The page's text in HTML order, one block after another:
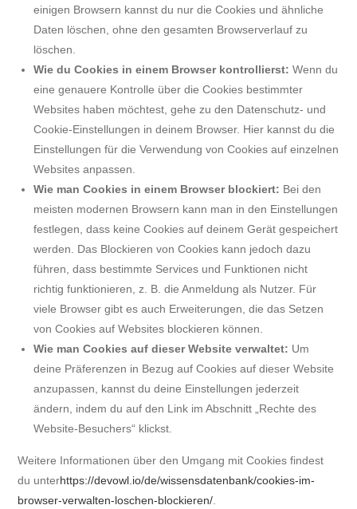
einigen Browsern kannst du nur die Cookies und ähnliche
Daten löschen, ohne den gesamten Browserverlauf zu
löschen.
Wie du Cookies in einem Browser kontrollierst: Wenn du
eine genauere Kontrolle über die Cookies bestimmter
Websites haben möchtest, gehe zu den Datenschutz- und
Cookie-Einstellungen in deinem Browser. Hier kannst du die
Einstellungen für die Verwendung von Cookies auf einzelnen
Websites anpassen.
Wie man Cookies in einem Browser blockiert: Bei den
meisten modernen Browsern kann man in den Einstellungen
festlegen, dass keine Cookies auf deinem Gerät gespeichert
werden. Das Blockieren von Cookies kann jedoch dazu
führen, dass bestimmte Services und Funktionen nicht
richtig funktionieren, z. B. die Anmeldung als Nutzer. Für
viele Browser gibt es auch Erweiterungen, die das Setzen
von Cookies auf Websites blockieren können.
Wie man Cookies auf dieser Website verwaltet: Um
deine Präferenzen in Bezug auf Cookies auf dieser Website
anzupassen, kannst du deine Einstellungen jederzeit
ändern, indem du auf den Link im Abschnitt „Rechte des
Website-Besuchers“ klickst.
Weitere Informationen über den Umgang mit Cookies findest
du unterhttps://devowl.io/de/wissensdatenbank/cookies-im-
browser-verwalten-loschen-blockieren/